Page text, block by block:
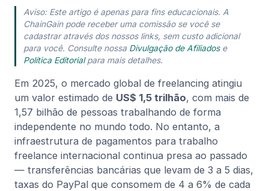
Aviso: Este artigo é apenas para fins educacionais. A
ChainGain pode receber uma comissão se você se
cadastrar através dos nossos links, sem custo adicional
para você. Consulte nossa Divulgação de Afiliadose
Política Editorialpara mais detalhes.
Em 2025, o mercado global de freelancing atingiu
um valor estimado de US$ 1,5 trilhão, com mais de
1,57 bilhão de pessoas trabalhando de forma
independente no mundo todo. No entanto, a
infraestrutura de pagamentos para trabalho
freelance internacional continua presa ao passado
— transferências bancárias que levam de 3 a 5 dias,
taxas do PayPal que consomem de 4 a 6% de cada